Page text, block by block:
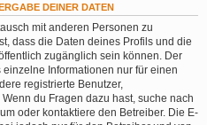
DEINER DATEN
mit anderen Personen zu
dass die Daten deines Profils und die
zugänglich sein können. Der
Informationen nur für einen
registrierte Benutzer,
du Fragen dazu hast, suche nach
oder kontaktiere den Betreiber. Die E-